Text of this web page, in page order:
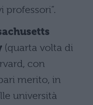
professori”.
(quarta volta di
con
merito, in
università